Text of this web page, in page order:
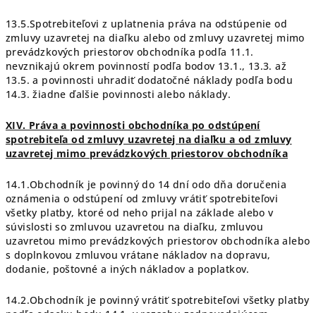
13.5.Spotrebiteľovi z uplatnenia práva na odstúpenie od
zmluvy uzavretej na diaľku alebo od zmluvy uzavretej mimo
prevádzkových priestorov obchodníka podľa 11.1.
nevznikajú okrem povinností podľa bodov 13.1., 13.3. až
13.5. a povinnosti uhradiť dodatočné náklady podľa bodu
14.3. žiadne ďalšie povinnosti alebo náklady.
XIV. Práva a povinnosti obchodníka po odstúpení
spotrebiteľa od zmluvy uzavretej na diaľku a od zmluvy
uzavretej mimo prevádzkových priestorov obchodníka
14.1.Obchodník je povinný do 14 dní odo dňa doručenia
oznámenia o odstúpení od zmluvy vrátiť spotrebiteľovi
všetky platby, ktoré od neho prijal na základe alebo v
súvislosti so zmluvou uzavretou na diaľku, zmluvou
uzavretou mimo prevádzkových priestorov obchodníka alebo
s doplnkovou zmluvou vrátane nákladov na dopravu,
dodanie, poštovné a iných nákladov a poplatkov.
14.2.Obchodník je povinný vrátiť spotrebiteľovi všetky platby